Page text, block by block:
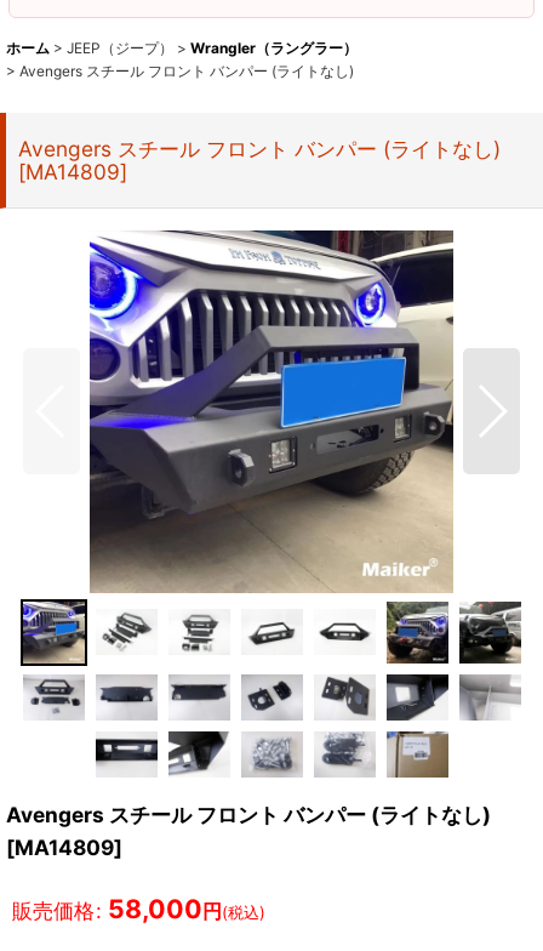
ホーム > JEEP（ジープ） > Wrangler（ラングラー）
> Avengers スチール フロント バンパー (ライトなし)
Avengers スチール フロント バンパー (ライトなし)
[MA14809]
Avengers スチール フロント バンパー (ライトなし)
[MA14809]
販売価格: 58,000 円 (税込)